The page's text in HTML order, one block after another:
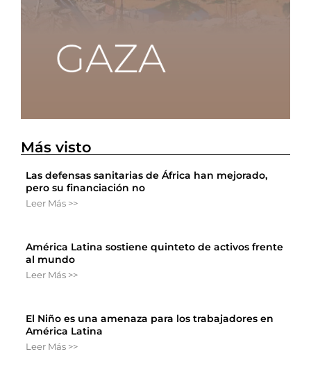
Más visto
Las defensas sanitarias de África han mejorado,
pero su financiación no
Leer Más >>
América Latina sostiene quinteto de activos frente
al mundo
Leer Más >>
El Niño es una amenaza para los trabajadores en
América Latina
Leer Más >>